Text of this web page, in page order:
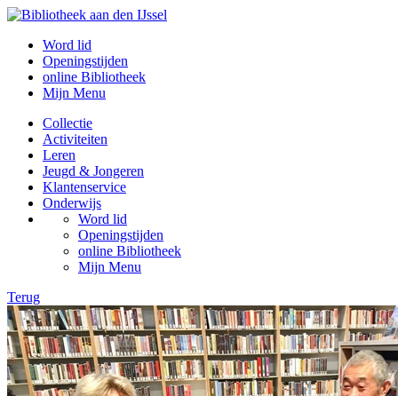
Word lid
Openingstijden
online Bibliotheek
Mijn Menu
Collectie
Activiteiten
Leren
Jeugd & Jongeren
Klantenservice
Onderwijs
Word lid
Openingstijden
online Bibliotheek
Mijn Menu
Terug